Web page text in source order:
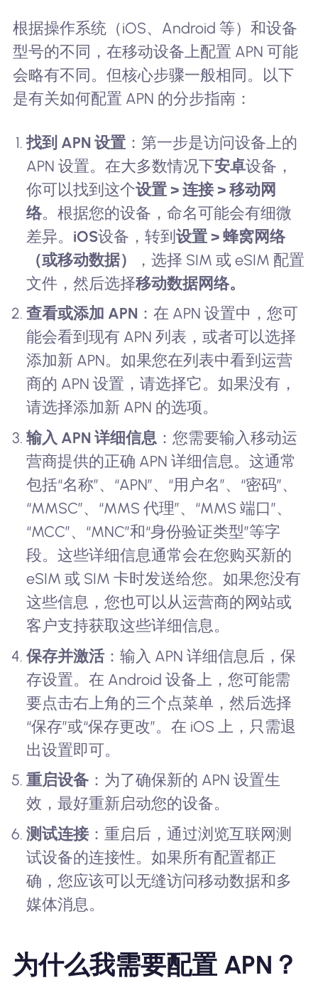
根据操作系统（iOS、Android 等）和设备
型号的不同，在移动设备上配置 APN 可能
会略有不同。但核心步骤一般相同。以下
是有关如何配置 APN 的分步指南：
找到 APN 设置 ：第一步是访问设备上的
APN 设置。在大多数情况下安卓设备，
你可以找到这个设置 > 连接 > 移动网
络。根据您的设备，命名可能会有细微
差异。 iOS设备，转到设置 > 蜂窝网络
（或移动数据）
，选择 SIM 或 eSIM 配置
文件，然后选择移动数据网络。
查看或添加 APN ：在 APN 设置中，您可
能会看到现有 APN 列表，或者可以选择
添加新 APN。如果您在列表中看到运营
商的 APN 设置，请选择它。如果没有，
请选择添加新 APN 的选项。
输入 APN 详细信息 ：您需要输入移动运
营商提供的正确 APN 详细信息。这通常
包括“名称”、“APN”、“用户名”、“密码”、
“MMSC”、“MMS 代理”、“MMS 端口”、
“MCC”、“MNC”和“身份验证类型”等字
段。这些详细信息通常会在您购买新的
eSIM 或 SIM 卡时发送给您。如果您没有
这些信息，您也可以从运营商的网站或
客户支持获取这些详细信息。
保存并激活 ：输入 APN 详细信息后，保
存设置。在 Android 设备上，您可能需
要点击右上角的三个点菜单，然后选择
“保存”或“保存更改”。在 iOS 上，只需退
出设置即可。
重启设备 ：为了确保新的 APN 设置生
效，最好重新启动您的设备。
测试连接 ：重启后，通过浏览互联网测
试设备的连接性。如果所有配置都正
确，您应该可以无缝访问移动数据和多
媒体消息。
为什么我需要配置 APN？